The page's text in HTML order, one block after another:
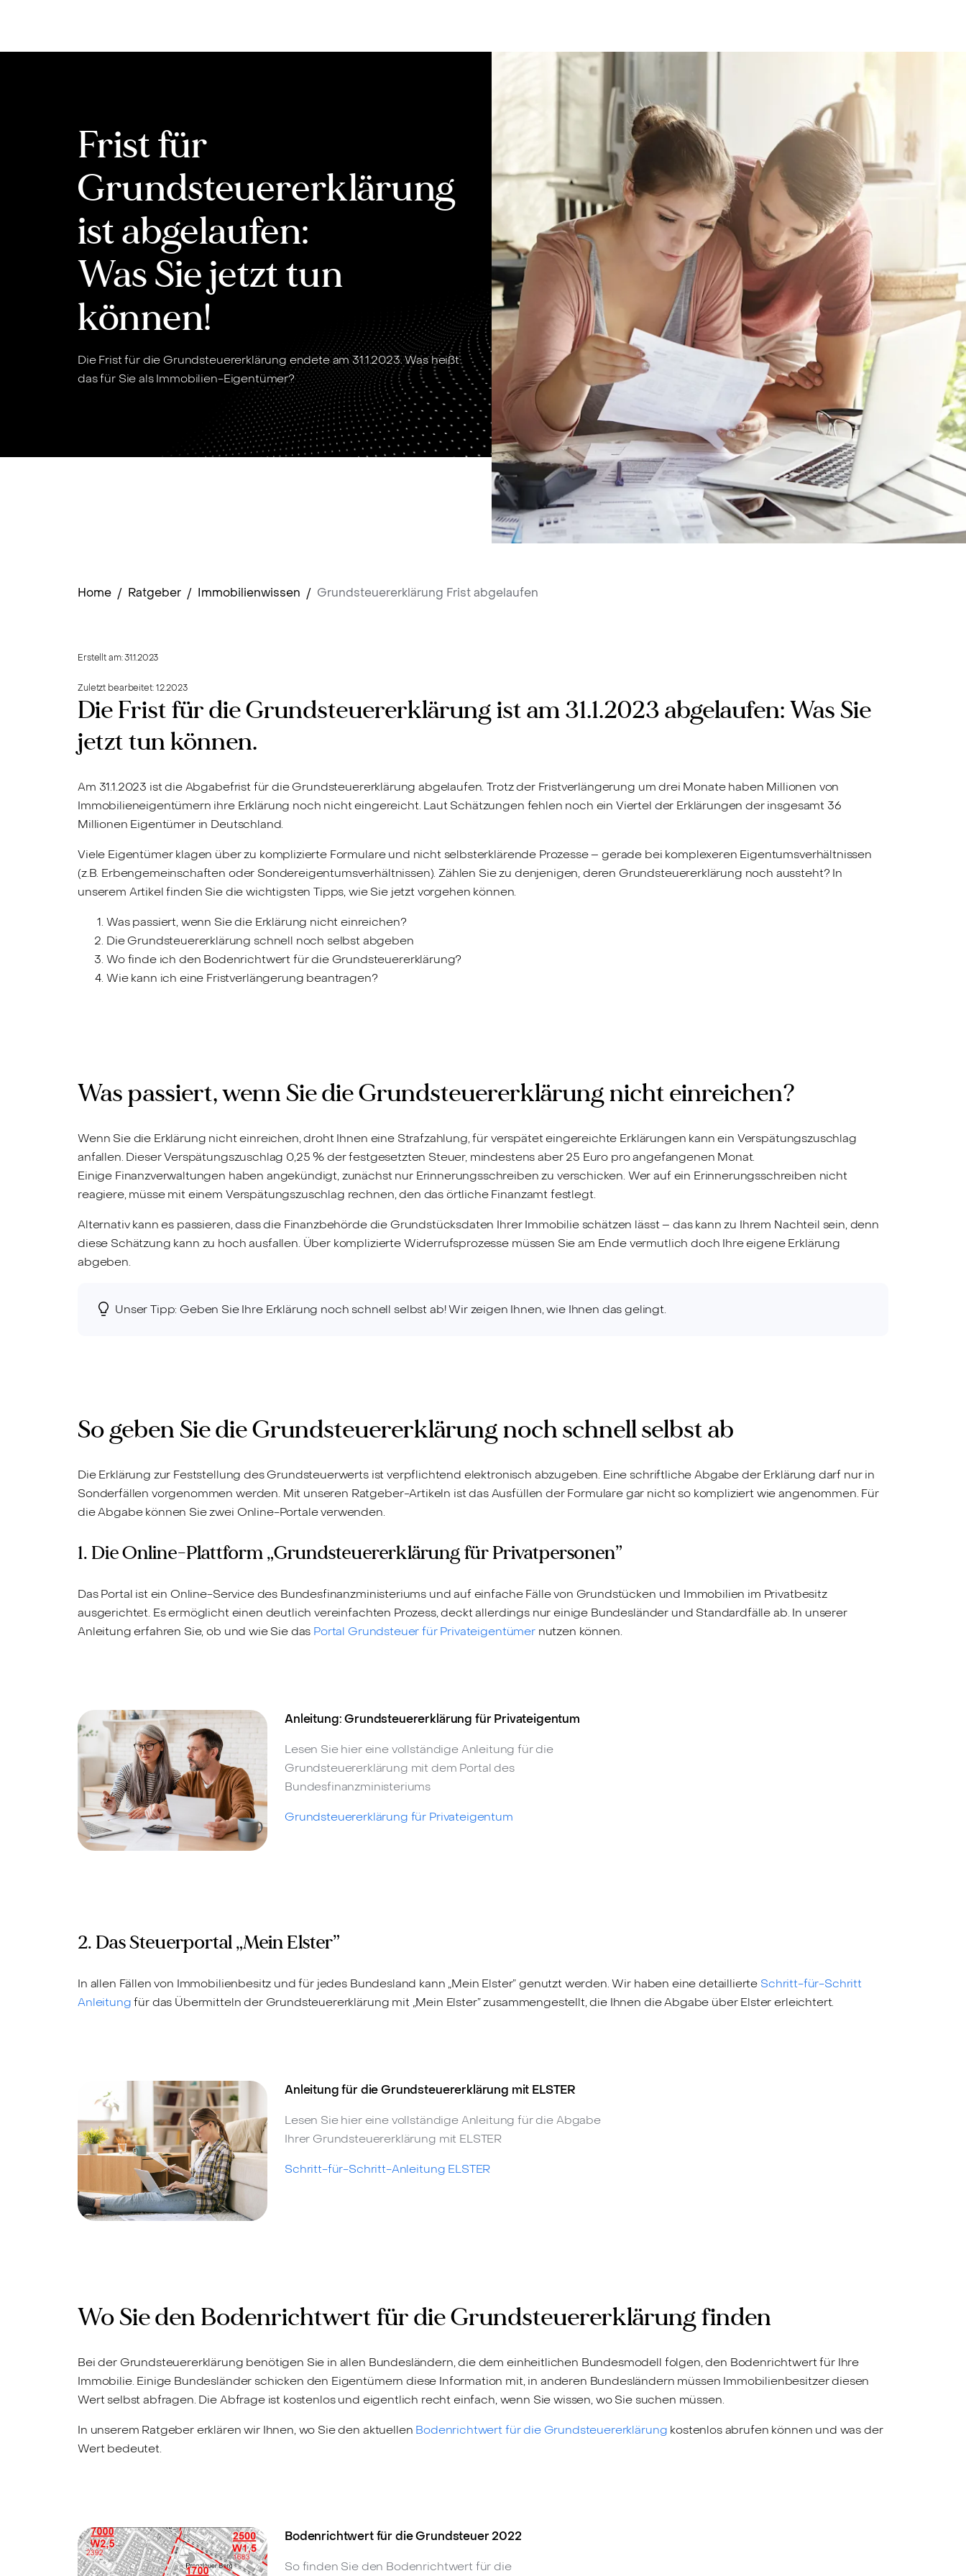
Frist für
Grundsteuererklärung
ist abgelaufen:
Was Sie jetzt tun
können!
Die Frist für die Grundsteuererklärung endete am 31.1.2023. Was heißt
das für Sie als Immobilien-Eigentümer?
Home / Ratgeber / Immobilienwissen / Grundsteuererklärung Frist abgelaufen
Erstellt am:31.1.2023
Zuletzt bearbeitet:1.2.2023
Die Frist für die Grundsteuererklärung ist am 31.1.2023 abgelaufen: Was Sie
jetzt tun können.
Am 31.1.2023 ist die Abgabefrist für die Grundsteuererklärung abgelaufen. Trotz der Fristverlängerung um drei Monate haben Millionen von
Immobilieneigentümern ihre Erklärung noch nicht eingereicht. Laut Schätzungen fehlen noch ein Viertel der Erklärungen der insgesamt 36
Millionen Eigentümer in Deutschland.
Viele Eigentümer klagen über zu komplizierte Formulare und nicht selbsterklärende Prozesse – gerade bei komplexeren Eigentumsverhältnissen
(z.B. Erbengemeinschaften oder Sondereigentumsverhältnissen). Zählen Sie zu denjenigen, deren Grundsteuererklärung noch aussteht? In
unserem Artikel finden Sie die wichtigsten Tipps, wie Sie jetzt vorgehen können.
Was passiert, wenn Sie die Erklärung nicht einreichen?
Die Grundsteuererklärung schnell noch selbst abgeben
Wo finde ich den Bodenrichtwert für die Grundsteuererklärung?
Wie kann ich eine Fristverlängerung beantragen?
Was passiert, wenn Sie die Grundsteuererklärung nicht einreichen?
Wenn Sie die Erklärung nicht einreichen, droht Ihnen eine Strafzahlung, für verspätet eingereichte Erklärungen kann ein Verspätungszuschlag
anfallen. Dieser Verspätungszuschlag 0,25 % der festgesetzten Steuer, mindestens aber 25 Euro pro angefangenen Monat.
Einige Finanzverwaltungen haben angekündigt, zunächst nur Erinnerungsschreiben zu verschicken. Wer auf ein Erinnerungsschreiben nicht
reagiere, müsse mit einem Verspätungszuschlag rechnen, den das örtliche Finanzamt festlegt.
Alternativ kann es passieren, dass die Finanzbehörde die Grundstücksdaten Ihrer Immobilie schätzen lässt – das kann zu Ihrem Nachteil sein, denn
diese Schätzung kann zu hoch ausfallen. Über komplizierte Widerrufsprozesse müssen Sie am Ende vermutlich doch Ihre eigene Erklärung
abgeben.
Unser Tipp: Geben Sie Ihre Erklärung noch schnell selbst ab! Wir zeigen Ihnen, wie Ihnen das gelingt.
So geben Sie die Grundsteuererklärung noch schnell selbst ab
Die Erklärung zur Feststellung des Grundsteuerwerts ist verpflichtend elektronisch abzugeben. Eine schriftliche Abgabe der Erklärung darf nur in
Sonderfällen vorgenommen werden. Mit unseren Ratgeber-Artikeln ist das Ausfüllen der Formulare gar nicht so kompliziert wie angenommen. Für
die Abgabe können Sie zwei Online-Portale verwenden.
1. Die Online-Plattform „Grundsteuererklärung für Privatpersonen”
Das Portal ist ein Online-Service des Bundesfinanzministeriums und auf einfache Fälle von Grundstücken und Immobilien im Privatbesitz
ausgerichtet. Es ermöglicht einen deutlich vereinfachten Prozess, deckt allerdings nur einige Bundesländer und Standardfälle ab. In unserer
Anleitung erfahren Sie, ob und wie Sie das Portal Grundsteuer für Privateigentümernutzen können.
Anleitung: Grundsteuererklärung für Privateigentum
Lesen Sie hier eine vollständige Anleitung für die
Grundsteuererklärung mit dem Portal des
Bundesfinanzministeriums
Grundsteuererklärung für Privateigentum
2. Das Steuerportal „Mein Elster”
In allen Fällen von Immobilienbesitz und für jedes Bundesland kann „Mein Elster” genutzt werden. Wir haben eine detaillierte Schritt-für-Schritt
Anleitungfür das Übermitteln der Grundsteuererklärung mit „Mein Elster” zusammengestellt, die Ihnen die Abgabe über Elster erleichtert.
Anleitung für die Grundsteuererklärung mit ELSTER
Lesen Sie hier eine vollständige Anleitung für die Abgabe
Ihrer Grundsteuererklärung mit ELSTER
Schritt-für-Schritt-Anleitung ELSTER
Wo Sie den Bodenrichtwert für die Grundsteuererklärung finden
Bei der Grundsteuererklärung benötigen Sie in allen Bundesländern, die dem einheitlichen Bundesmodell folgen, den Bodenrichtwert für Ihre
Immobilie. Einige Bundesländer schicken den Eigentümern diese Information mit, in anderen Bundesländern müssen Immobilienbesitzer diesen
Wert selbst abfragen. Die Abfrage ist kostenlos und eigentlich recht einfach, wenn Sie wissen, wo Sie suchen müssen.
In unserem Ratgeber erklären wir Ihnen, wo Sie den aktuellen Bodenrichtwert für die Grundsteuererklärung kostenlos abrufen können und was der
Wert bedeutet.
Bodenrichtwert für die Grundsteuer 2022
So finden Sie den Bodenrichtwert für die